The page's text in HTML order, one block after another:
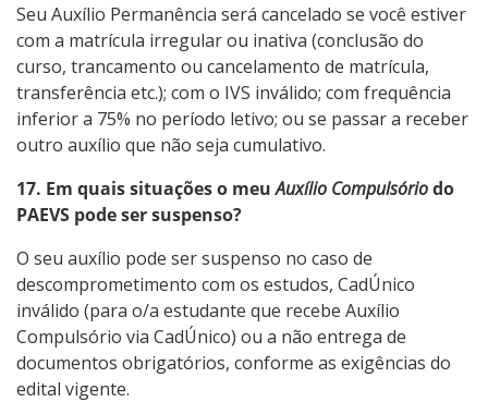
Seu Auxílio Permanência será cancelado se você estiver
com a matrícula irregular ou inativa (conclusão do
curso, trancamento ou cancelamento de matrícula,
transferência etc.); com o IVS inválido; com frequência
inferior a 75% no período letivo; ou se passar a receber
outro auxílio que não seja cumulativo.
17. Em quais situações o meuAuxílio Compulsóriodo
PAEVS pode ser suspenso?
O seu auxílio pode ser suspenso no caso de
descomprometimento com os estudos, CadÚnico
inválido (para o/a estudante que recebe Auxílio
Compulsório via CadÚnico) ou a não entrega de
documentos obrigatórios, conforme as exigências do
edital vigente.